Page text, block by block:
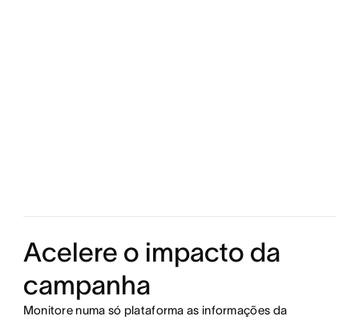
Acelere o impacto da
campanha
Monitore numa só plataforma as informações da